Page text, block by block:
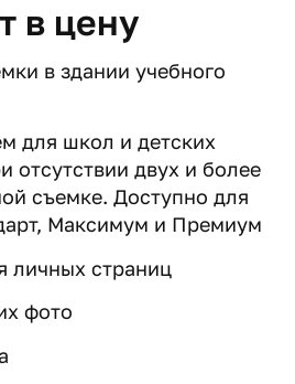
в цену
в здании учебного
для школ и детских
отсутствии двух и более
съемке. Доступно для
Максимум и Премиум
личных страниц
фото